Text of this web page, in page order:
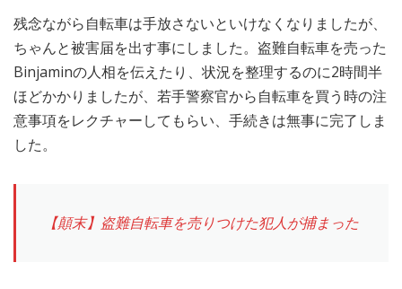
残念ながら自転車は手放さないといけなくなりましたが、
ちゃんと被害届を出す事にしました。盗難自転車を売った
Binjaminの人相を伝えたり、状況を整理するのに2時間半
ほどかかりましたが、若手警察官から自転車を買う時の注
意事項をレクチャーしてもらい、手続きは無事に完了しま
した。
【顛末】盗難自転車を売りつけた犯人が捕まった